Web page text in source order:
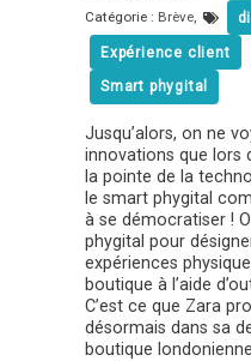
Catégorie : Brève,
Expérience client
Smart phygital
Jusqu’alors, on ne
innovations que lors
la pointe de la
le smart phygital
à se démocratiser !
phygital pour
expériences
boutique à l’aide
C’est ce que Zara
désormais dans sa
boutique